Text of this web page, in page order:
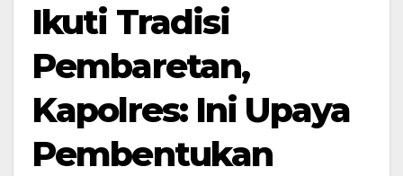
Ikuti Tradisi
Pembaretan,
Kapolres: Ini Upaya
Pembentukan